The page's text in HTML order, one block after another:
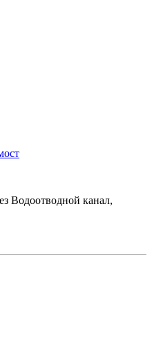
Водоотводной канал,